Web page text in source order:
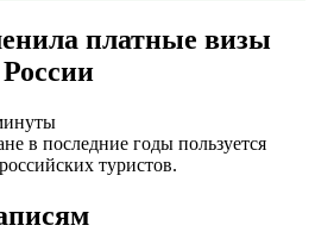
платные визы
в последние годы пользуется
туристов.